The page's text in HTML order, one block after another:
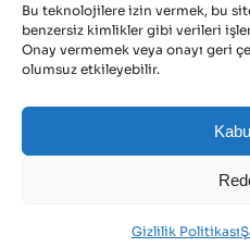
Bu teknolojilere izin vermek, bu
benzersiz kimlikler gibi verileri
Onay vermemek veya onayı geri
olumsuz etkileyebilir.
Gizlilik Politikası
GIZLILIK
TESLIMAT VE
ŞARTLAR